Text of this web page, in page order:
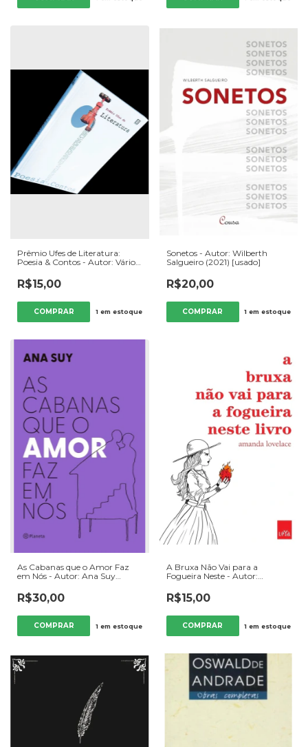
Prêmio Ufes de Literatura:
Poesia & Contos - Autor: Vários
R$15,00
1em estoque
Sonetos - Autor: Wilberth
Salgueiro (2021) [usado]
R$20,00
1 em estoque
As Cabanas que o Amor Faz
em Nós - Autor: Ana Suy
R$30,00
1em estoque
A Bruxa Não Vai para a
Fogueira Neste - Autor:
[usado]
R$15,00
1 em estoque